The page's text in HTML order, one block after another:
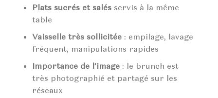
Plats sucrés et salésservis à la même
table
Vaisselle très sollicitée: empilage, lavage
fréquent, manipulations rapides
Importance de l’image: le brunch est
très photographié et partagé sur les
réseaux